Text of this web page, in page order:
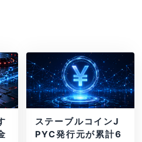
ステーブルコインJ
PYC発行元が累計6